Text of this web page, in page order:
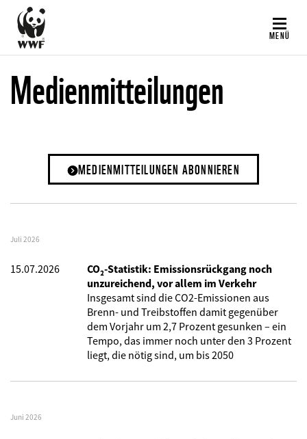
Direkt
zum
Inhalt
MENÜ
Medienmitteilungen
MEDIENMITTEILUNGEN ABONNIEREN
Juli 2026
15.07.2026
CO₂-Statistik: Emissionsrückgang noch
unzureichend, vor allem im Verkehr
Insgesamt sind die CO2-Emissionen aus
Brenn- und Treibstoffen damit gegenüber
dem Vorjahr um 2,7 Prozent gesunken – ein
Tempo, das immer noch unter den 3 Prozent
liegt, die nötig sind, um bis 2050
Juni 2026